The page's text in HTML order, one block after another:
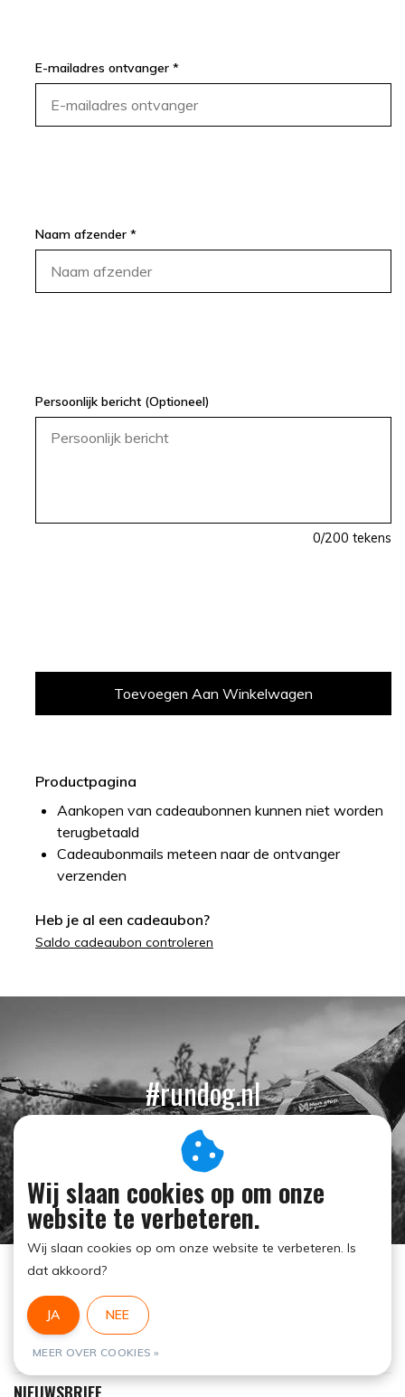
E-mailadres ontvanger *
Naam afzender *
Persoonlijk bericht (Optioneel)
0/200 tekens
Productpagina
Aankopen van cadeaubonnen kunnen niet worden
terugbetaald
Cadeaubonmails meteen naar de ontvanger
verzenden
Heb je al een cadeaubon?
Saldo cadeaubon controleren
#rundog.nl
INSTAGRAM
RUN DOG
MIJN ACCOUNT
KLANTENSERVICE
Wij slaan cookies op om onze
website te verbeteren.
Wij slaan cookies op om onze website te verbeteren. Is
dat akkoord?
JA NEE
MEER OVER COOKIES »